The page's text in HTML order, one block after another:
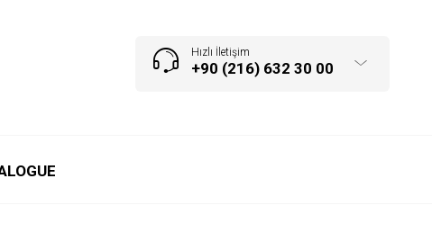
Hızlı İletişim
+90 (216) 632 30 00